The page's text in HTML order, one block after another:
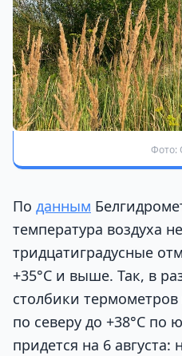
Фото:
По данным
температура воздуха
тридцатиградусные
+35°С и выше. Так, в
столбики термометров
по северу до +38°С по
придется на 6